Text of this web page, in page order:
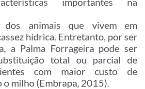
dos animais que vivem em
hídrica. Entretanto, por ser
a Palma Forrageira pode ser
total ou parcial de
com maior custo de
o milho (Embrapa, 2015).